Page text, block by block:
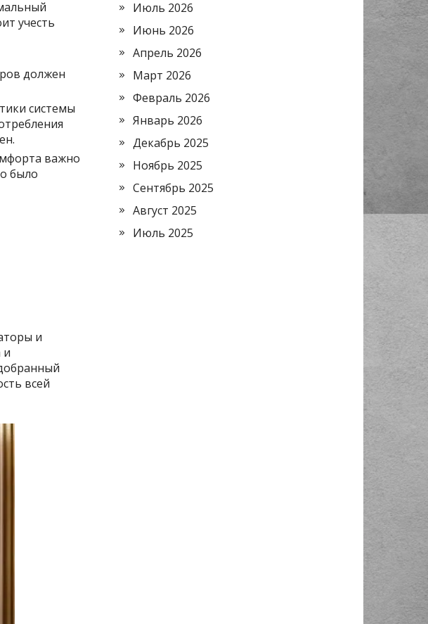
учесть
должен
системы
важно
было
и
и
всей
Июль 2026
Июнь 2026
Апрель 2026
Март 2026
Февраль 2026
Январь 2026
Декабрь 2025
Ноябрь 2025
Сентябрь 2025
Август 2025
Июль 2025